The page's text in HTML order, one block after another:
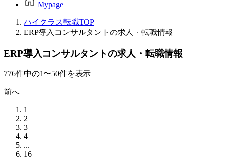
Mypage
ハイクラス転職TOP
ERP導入コンサルタントの求人・転職情報
ERP導入コンサルタントの求人・転職情報
776件中の1〜50件を表示
前へ
1
2
3
4
...
16